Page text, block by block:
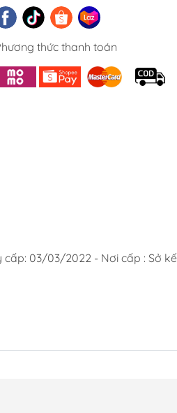
thức thanh toán
cấp: 03/03/2022 - Nơi cấp : Sở kế